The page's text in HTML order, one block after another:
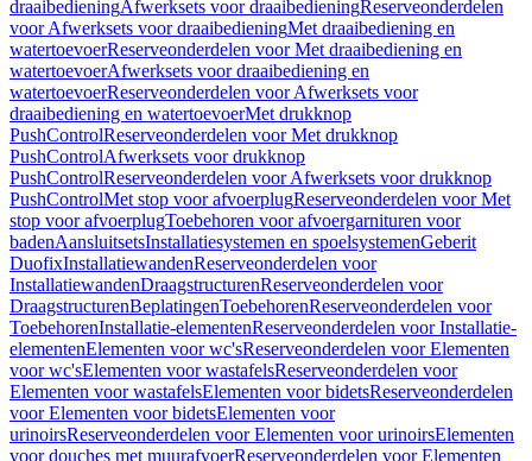
draaibedieningAfwerksets voor draaibedieningReserveonderdelen
voor Afwerksets voor draaibedieningMet draaibediening en
watertoevoerReserveonderdelen voor Met draaibediening en
watertoevoerAfwerksets voor draaibediening en
watertoevoerReserveonderdelen voor Afwerksets voor
draaibediening en watertoevoerMet drukknop
PushControlReserveonderdelen voor Met drukknop
PushControlAfwerksets voor drukknop
PushControlReserveonderdelen voor Afwerksets voor drukknop
PushControlMet stop voor afvoerplugReserveonderdelen voor Met
stop voor afvoerplugToebehoren voor afvoergarnituren voor
badenAansluitsetsInstallatiesystemen en spoelsystemenGeberit
DuofixInstallatiewandenReserveonderdelen voor
InstallatiewandenDraagstructurenReserveonderdelen voor
DraagstructurenBeplatingenToebehorenReserveonderdelen voor
ToebehorenInstallatie-elementenReserveonderdelen voor Installatie-
elementenElementen voor wc'sReserveonderdelen voor Elementen
voor wc'sElementen voor wastafelsReserveonderdelen voor
Elementen voor wastafelsElementen voor bidetsReserveonderdelen
voor Elementen voor bidetsElementen voor
urinoirsReserveonderdelen voor Elementen voor urinoirsElementen
voor douches met muurafvoerReserveonderdelen voor Elementen